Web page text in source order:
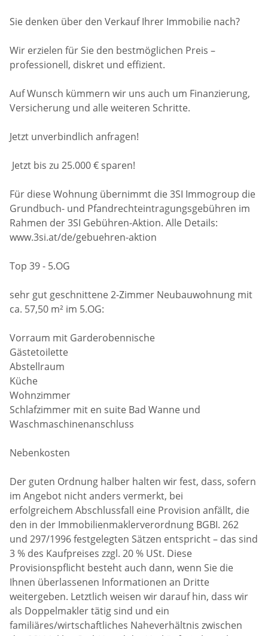
Sie denken über den Verkauf Ihrer Immobilie nach?
Wir erzielen für Sie den bestmöglichen Preis –
professionell, diskret und effizient.
Auf Wunsch kümmern wir uns auch um Finanzierung,
Versicherung und alle weiteren Schritte.
Jetzt unverbindlich anfragen!
Jetzt bis zu 25.000 € sparen!
Für diese Wohnung übernimmt die 3SI Immogroup die
Grundbuch- und Pfandrechteintragungsgebühren im
Rahmen der 3SI Gebühren-Aktion. Alle Details:
www.3si.at/de/gebuehren-aktion
Top 39 - 5.OG
sehr gut geschnittene 2-Zimmer Neubauwohnung mit
ca. 57,50 m² im 5.OG:
Vorraum mit Garderobennische
Gästetoilette
Abstellraum
Küche
Wohnzimmer
Schlafzimmer mit en suite Bad Wanne und
Waschmaschinenanschluss
Nebenkosten
Der guten Ordnung halber halten wir fest, dass, sofern
im Angebot nicht anders vermerkt, bei
erfolgreichem Abschlussfall eine Provision anfällt, die
den in der Immobilienmaklerverordnung BGBI. 262
und 297/1996 festgelegten Sätzen entspricht – das sind
3 % des Kaufpreises zzgl. 20 % USt. Diese
Provisionspflicht besteht auch dann, wenn Sie die
Ihnen überlassenen Informationen an Dritte
weitergeben. Letztlich weisen wir darauf hin, dass wir
als Doppelmakler tätig sind und ein
familiäres/wirtschaftliches Naheverhältnis zwischen